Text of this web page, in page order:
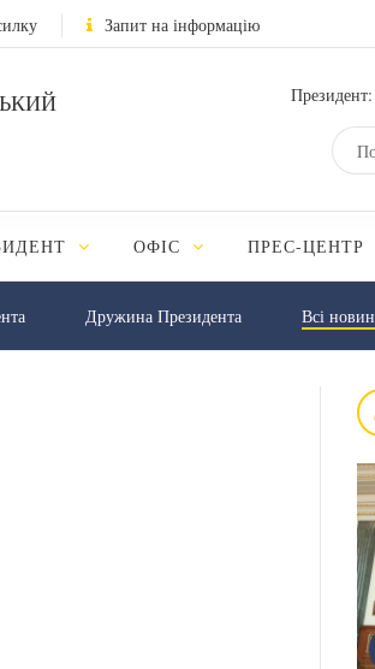
Запит на інформацію
Президент:
ОФІС ПРЕС-ЦЕНТР
Дружина Президента Всі